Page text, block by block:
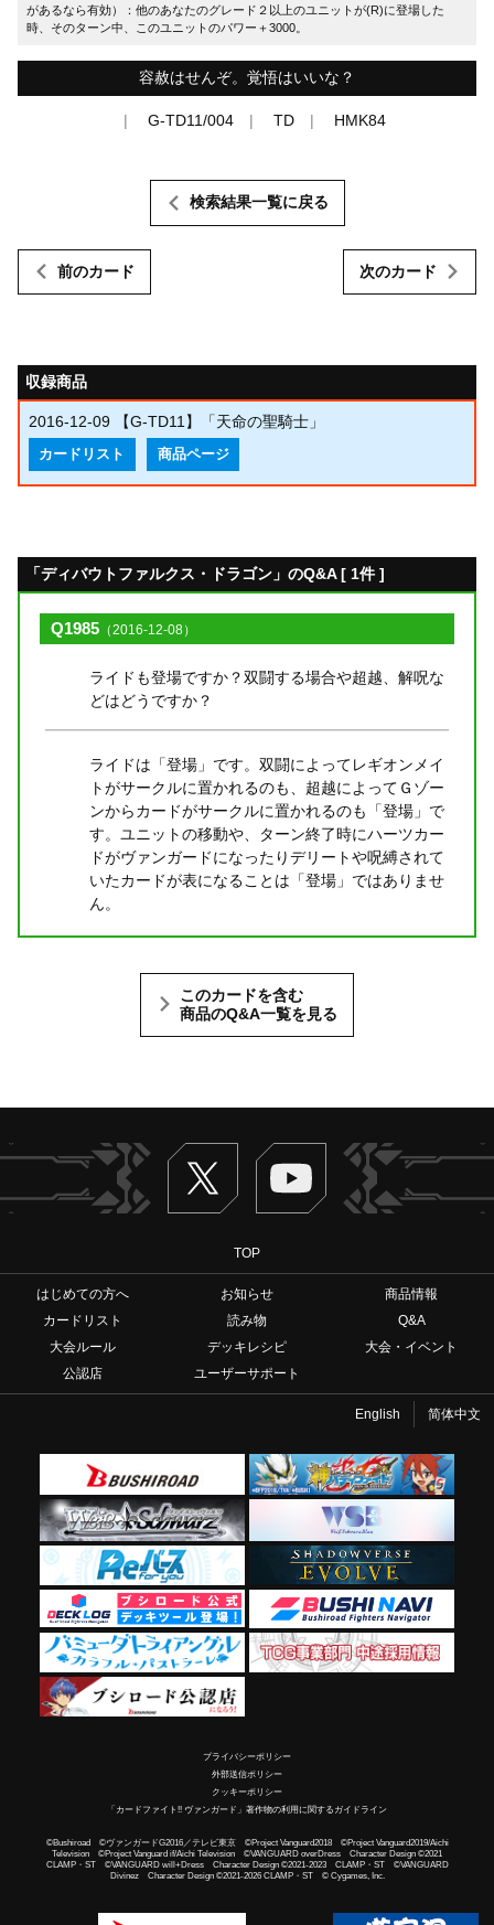
があるなら有効）：他のあなたのグレード２以上のユニットが(R)に登場した
時、そのターン中、このユニットのパワー＋3000。
容赦はせんぞ。覚悟はいいな？
G-TD11/004 TD HMK84
前のカード
検索結果一覧に戻る
次のカード
収録商品
2016-12-09 【G-TD11】「天命の聖騎士」
カードリスト 商品ページ
「ディバウトファルクス・ドラゴン」のQ&A [ 1件 ]
Q1985 （2016-12-08）
ライドも登場ですか？双闘する場合や超越、解呪な
どはどうですか？
ライドは「登場」です。双闘によってレギオンメイ
トがサークルに置かれるのも、超越によってＧゾー
ンからカードがサークルに置かれるのも「登場」で
す。ユニットの移動や、ターン終了時にハーツカー
ドがヴァンガードになったりデリートや呪縛されて
いたカードが表になることは「登場」ではありませ
ん。
このカードを含む
商品のQ&A一覧を見る
Twitter ヴァンガードch
TOP
はじめての方へ お知らせ
商品情報
カードリスト
読み物
Q&A
大会ルール
デッキレシピ
大会・イベント
公認店
ユーザーサポート
English 简体中文
プライバシーポリシー
外部送信ポリシー
クッキーポリシー
「カードファイト!! ヴァンガード」著作物の利用に関するガイドライン
©Bushiroad ©ヴァンガードG2016／テレビ東京 ©Project Vanguard2018 ©Project Vanguard2019/Aichi
Television ©Project Vanguard if/Aichi Television ©VANGUARD overDress Character Design ©2021
CLAMP・ST ©VANGUARD will+Dress Character Design ©2021-2023 CLAMP・ST ©VANGUARD
Divinez Character Design ©2021-2026 CLAMP・ST © Cygames, Inc.